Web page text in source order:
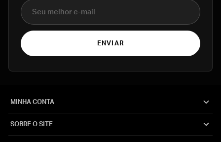
E-mail
ENVIAR
MINHA CONTA
SOBRE O SITE